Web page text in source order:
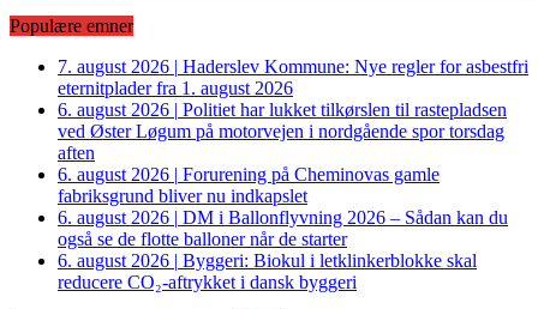
Populære emner
7. august 2026 | Haderslev Kommune: Nye regler for asbestfri
eternitplader fra 1. august 2026
6. august 2026 | Politiet har lukket tilkørslen til rastepladsen
ved Øster Løgum på motorvejen i nordgående spor torsdag
aften
6. august 2026 | Forurening på Cheminovas gamle
fabriksgrund bliver nu indkapslet
6. august 2026 | DM i Ballonflyvning 2026 – Sådan kan du
også se de flotte balloner når de starter
6. august 2026 | Byggeri: Biokul i letklinkerblokke skal
reducere CO₂-aftrykket i dansk byggeri